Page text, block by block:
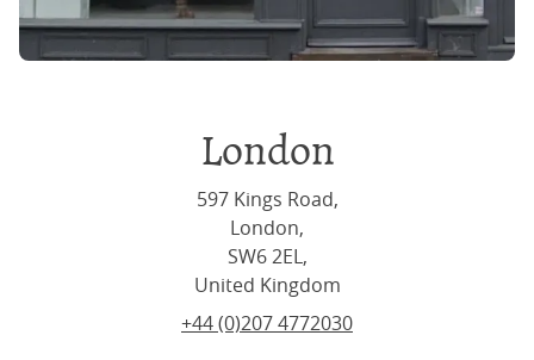
London
597 Kings Road,
London,
SW6 2EL,
United Kingdom
+44 (0)207 4772030